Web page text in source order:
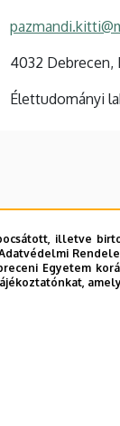
4032 Debrecen,
Élettudományi
illetve
Egyetem